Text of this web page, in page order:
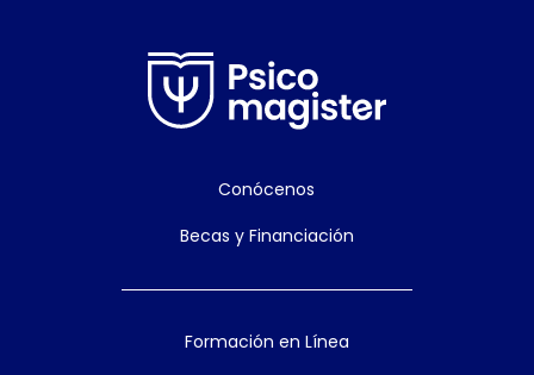
Conócenos
Becas y Financiación
Formación en Línea